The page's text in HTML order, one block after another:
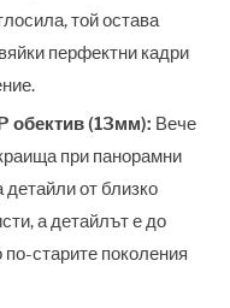
той остава
перфектни кадри
обектив (13мм): Вече
при панорамни
от близко
а детайлът е до
старите поколения